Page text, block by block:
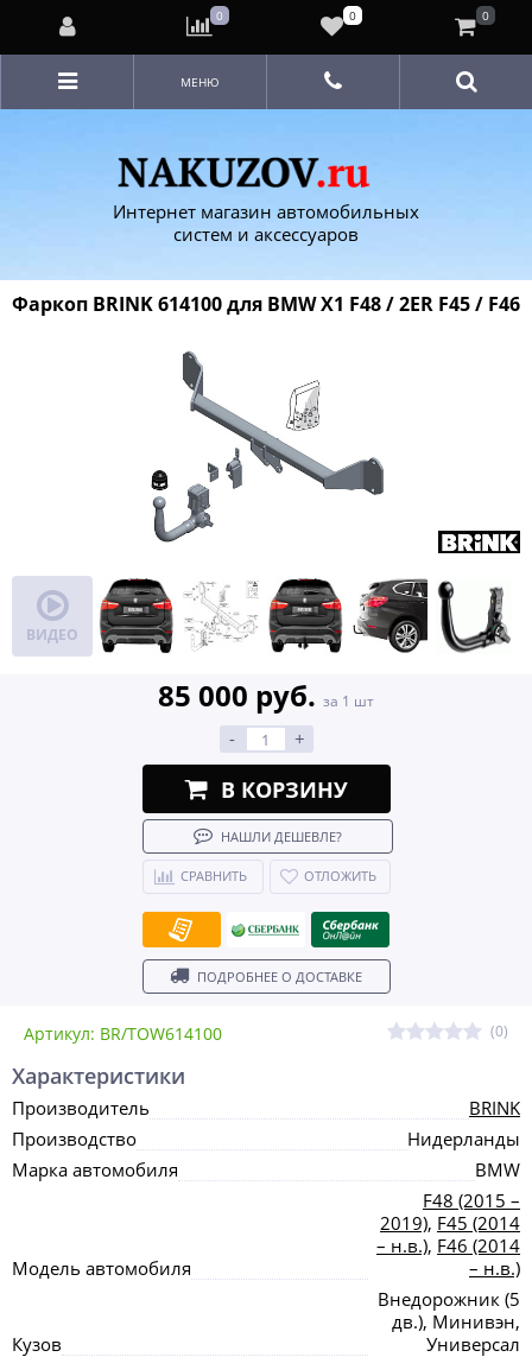
Интернет магазин автомобильных
систем и аксессуаров
МЕНЮ
Фаркоп BRINK 614100 для BMW X1 F48 / 2ER F45 / F46
ВИДЕО
Артикул: BR/TOW614100 (0)
85 000 руб. за 1 шт
- +
В КОРЗИНУ
НАШЛИ ДЕШЕВЛЕ?
СРАВНИТЬ ОТЛОЖИТЬ
ПОДРОБНЕЕ О ДОСТАВКЕ
Характеристики
Производитель
BRINK
Производство
Нидерланды
Марка автомобиля
BMW
Модель автомобиля
F48 (2015 –
2019), F45 (2014
– н.в.), F46 (2014
– н.в.)
Кузов
Внедорожник (5
дв.), Минивэн,
Универсал
0 0 0